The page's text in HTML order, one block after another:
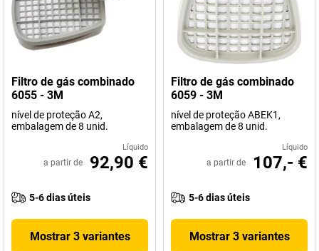
Filtro de gás combinado
6055 - 3M
nível de proteção A2,
embalagem de 8 unid.
Líquido
a partir de 92,90 €
5-6 dias úteis
Mostrar 3 variantes
Filtro de gás combinado
6059 - 3M
nível de proteção ABEK1,
embalagem de 8 unid.
Líquido
a partir de 107,- €
5-6 dias úteis
Mostrar 3 variantes